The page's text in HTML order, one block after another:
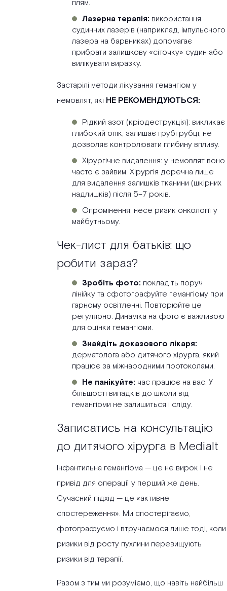
плям.
Лазерна терапія: використання
судинних лазерів (наприклад, імпульсного
лазера на барвниках) допомагає
прибрати залишкову «сіточку» судин або
вилікувати виразку.
Застарілі методи лікування гемангіом у
немовлят, які НЕ РЕКОМЕНДУЮТЬСЯ:
Рідкий азот (кріодеструкція): викликає
глибокий опік, залишає грубі рубці, не
дозволяє контролювати глибину впливу.
Хірургічне видалення: у немовлят воно
часто є зайвим. Хірургія доречна лише
для видалення залишків тканини (шкірних
надлишків) після 5–7 років.
Опромінення: несе ризик онкології у
майбутньому.
Чек-лист для батьків: що
робити зараз?
Зробіть фото: покладіть поруч
лінійку та сфотографуйте гемангіому при
гарному освітленні. Повторюйте це
регулярно. Динаміка на фото є важливою
для оцінки гемангіоми.
Знайдіть доказового лікаря:
дерматолога або дитячого хірурга, який
працює за міжнародними протоколами.
Не панікуйте: час працює на вас. У
більшості випадків до школи від
гемангіоми не залишиться і сліду.
Записатись на консультацію
до дитячого хірурга в Medialt
Інфантильна гемангіома — це не вирок і не
привід для операції у перший же день.
Сучасний підхід — це «активне
спостереження». Ми спостерігаємо,
фотографуємо і втручаємося лише тоді, коли
ризики від росту пухлини перевищують
ризики від терапії.
Разом з тим ми розуміємо, що навіть найбільш